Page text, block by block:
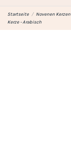
Startseite Novenen Kerzen
Kerze - Arabisch